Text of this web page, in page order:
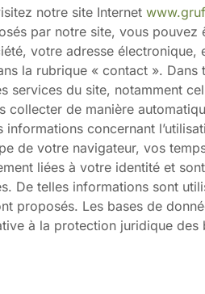
notre site Internet
par notre site, vous pouvez
votre adresse électronique,
la rubrique « contact ». Dans
services du site, notamment
collecter de manière
concernant
de votre navigateur, vos
liées à votre identité et sont
De telles informations sont
proposés. Les bases de
à la protection juridique des